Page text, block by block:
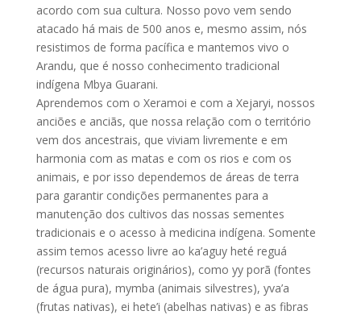
acordo com sua cultura. Nosso povo vem sendo
atacado há mais de 500 anos e, mesmo assim, nós
resistimos de forma pacífica e mantemos vivo o
Arandu, que é nosso conhecimento tradicional
indígena Mbya Guarani.
Aprendemos com o Xeramoi e com a Xejaryi, nossos
anciões e anciãs, que nossa relação com o território
vem dos ancestrais, que viviam livremente e em
harmonia com as matas e com os rios e com os
animais, e por isso dependemos de áreas de terra
para garantir condições permanentes para a
manutenção dos cultivos das nossas sementes
tradicionais e o acesso à medicina indígena. Somente
assim temos acesso livre ao ka’aguy heté reguá
(recursos naturais originários), como yy porã (fontes
de água pura), mymba (animais silvestres), yva’a
(frutas nativas), ei hete’i (abelhas nativas) e as fibras